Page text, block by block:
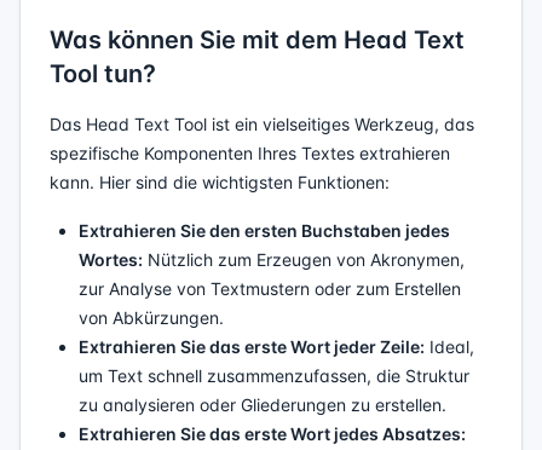
Was können Sie mit dem Head Text
Tool tun?
Das Head Text Tool ist ein vielseitiges Werkzeug, das
spezifische Komponenten Ihres Textes extrahieren
kann. Hier sind die wichtigsten Funktionen:
Extrahieren Sie den ersten Buchstaben jedes
Wortes: Nützlich zum Erzeugen von Akronymen,
zur Analyse von Textmustern oder zum Erstellen
von Abkürzungen.
Extrahieren Sie das erste Wort jeder Zeile: Ideal,
um Text schnell zusammenzufassen, die Struktur
zu analysieren oder Gliederungen zu erstellen.
Extrahieren Sie das erste Wort jedes Absatzes: